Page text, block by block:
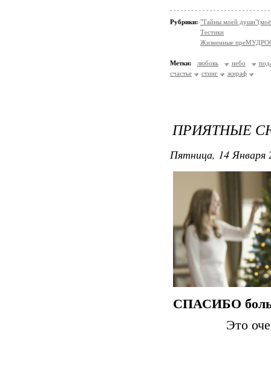
Рубрики: "Тайны моей души"(моё
Тестики
Жизненные
Метки: любовь небо
счастье
стинг жираф
ПРИЯТНЫЕ
Пятница, 14 Января
СПАСИБО
Это